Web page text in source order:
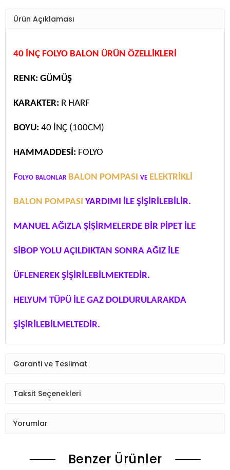
Ürün Açıklaması
40 İNÇ FOLYO BALON ÜRÜN ÖZELLİKLERİ
RENK: GÜMÜŞ
KARAKTER: R HARF
BOYU: 40 İNÇ (100CM)
HAMMADDESİ: FOLYO
Folyo balonlar BALON POMPASI ve ELEKTRİKLİ
BALON POMPASI YARDIMI İLE ŞİŞİRİLEBİLİR.
MANUEL AĞIZLA ŞİŞİRMELERDE BİR PİPET İLE
SİBOP YOLU AÇILDIKTAN SONRA AĞIZ İLE
ÜFLENEREK ŞİŞİRİLEBİLMEKTEDİR.
HELYUM TÜPÜ İLE GAZ DOLDURULARAKDA
ŞİŞİRİLEBİLMELTEDİR.
Garanti ve Teslimat
Taksit Seçenekleri
Yorumlar
Benzer Ürünler